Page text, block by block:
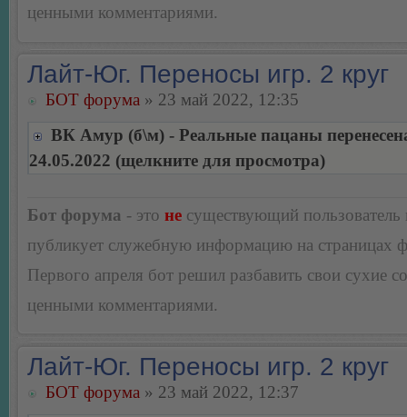
ценными комментариями.
Лайт-Юг. Переносы игр. 2 круг
БОТ форума » 23 май 2022, 12:35
ВК Амур (б\м) - Реальные пацаны
24.05.2022 (щелкните для просмотра)
Бот форума - это не существующий пользователь
публикует служебную информацию на страницах
Первого апреля бот решил разбавить свои сухие
ценными комментариями.
Лайт-Юг. Переносы игр. 2 круг
БОТ форума » 23 май 2022, 12:37